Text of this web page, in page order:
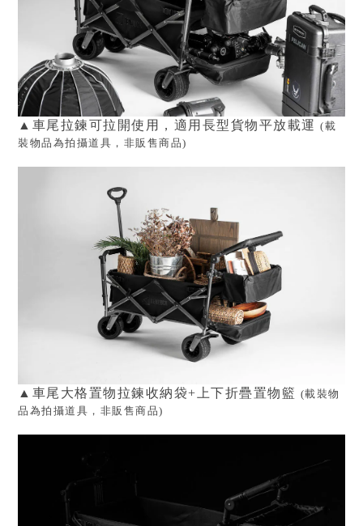
▲ 車尾拉鍊可拉開使用，適用長型貨物平放載運 (載
裝物品 為拍攝道具，非販售商品)
▲ 車尾 大格置物拉鍊收納袋+上下折疊置物籃 (載裝物
品 為拍攝道具，非販售商品)